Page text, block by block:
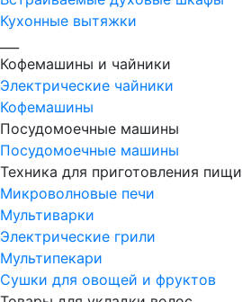
Кухонные вытяжки
Кофемашины и чайники
Электрические чайники
Кофемашины
Посудомоечные машины
Посудомоечные машины
Техника для приготовления пищи
Микроволновые печи
Мультиварки
Электрические грили
Мультипекари
Сушки для овощей и фруктов